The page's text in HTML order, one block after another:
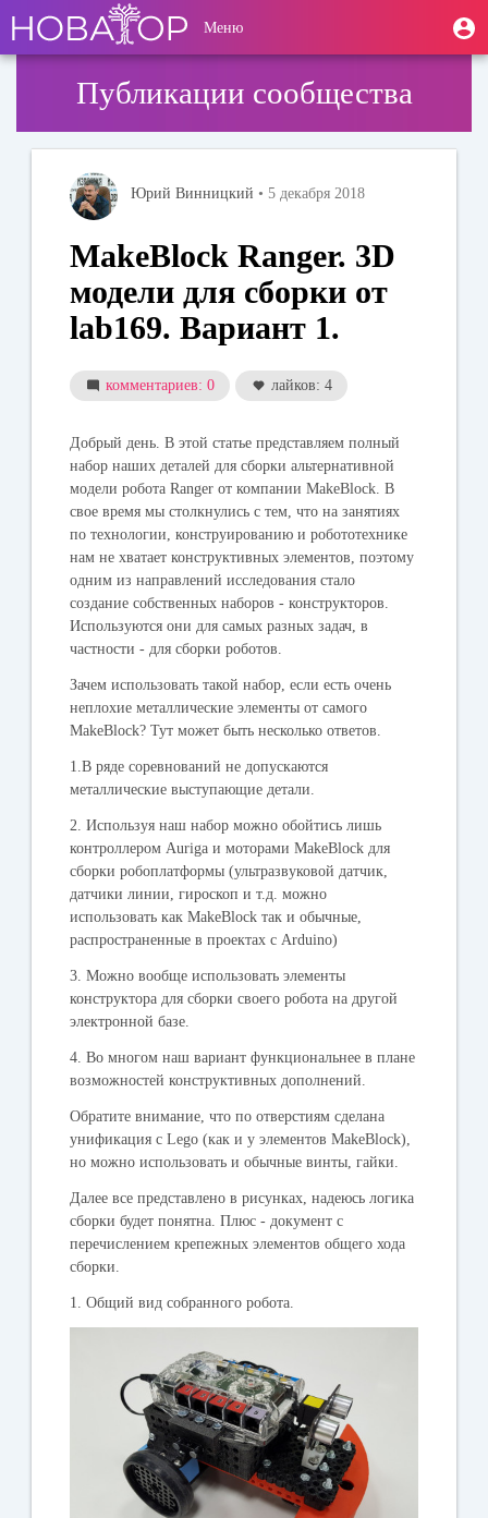
основному
содержанию
User
account
Меню
Публикации сообщества
Юрий Винницкий • 5 декабря 2018
MakeBlock Ranger. 3D
модели для сборки от
lab169. Вариант 1.
комментариев: 0 лайков: 4
Добрый день. В этой статье представляем полный
набор наших деталей для сборки альтернативной
модели робота Ranger от компании MakeBlock. В
свое время мы столкнулись с тем, что на занятиях
по технологии, конструированию и робототехнике
нам не хватает конструктивных элементов, поэтому
одним из направлений исследования стало
создание собственных наборов - конструкторов.
Используются они для самых разных задач, в
частности - для сборки роботов.
Зачем использовать такой набор, если есть очень
неплохие металлические элементы от самого
MakeBlock? Тут может быть несколько ответов.
1.В ряде соревнований не допускаются
металлические выступающие детали.
2. Используя наш набор можно обойтись лишь
контроллером Auriga и моторами MakeBlock для
сборки робоплатформы (ультразвуковой датчик,
датчики линии, гироскоп и т.д. можно
использовать как MakeBlock так и обычные,
распространенные в проектах с Arduino)
3. Можно вообще использовать элементы
конструктора для сборки своего робота на другой
электронной базе.
4. Во многом наш вариант функциональнее в плане
возможностей конструктивных дополнений.
Обратите внимание, что по отверстиям сделана
унификация с Lego (как и у элементов MakeBlock),
но можно использовать и обычные винты, гайки.
Далее все представлено в рисунках, надеюсь логика
сборки будет понятна. Плюс - документ с
перечислением крепежных элементов общего хода
сборки.
1. Общий вид собранного робота.